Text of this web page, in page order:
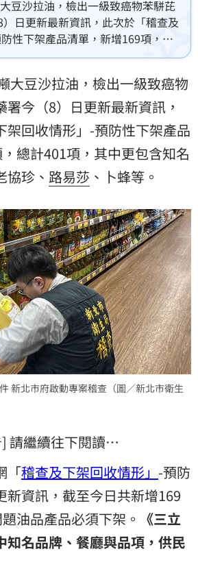
豆沙拉油，檢出一級致癌物苯駢芘
日更新最新資訊，此次於「稽查及
性下架產品清單，新增169項，總
名餐廳金色三麥、老協珍、路易
大豆沙拉油，檢出一級致癌物
今（8）日更新最新資訊，
架回收情形」-預防性下架產品
總計401項，其中更包含知名
協珍、 路易莎 、卜蜂等。
新北市府啟動專案稽查（圖／新北市衛生
請繼續往下閱讀…
「稽查及下架回收情形」 -預防
新資訊，截至今日共新增169
油品產品必須下架。 《三立
知名品牌、餐廳與品項，供民